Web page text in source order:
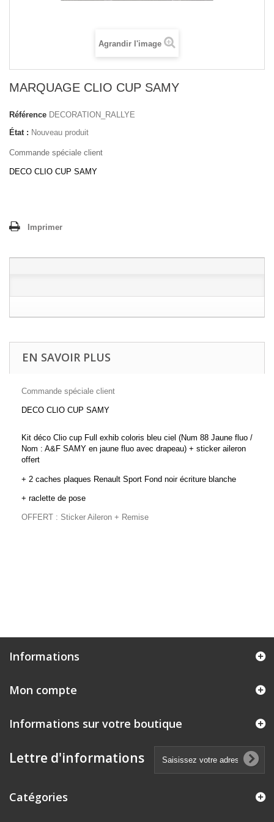
Agrandir l'image
MARQUAGE CLIO CUP SAMY
Référence DECORATION_RALLYE
État : Nouveau produit
Commande spéciale client
DECO CLIO CUP SAMY
Imprimer
EN SAVOIR PLUS
Commande spéciale client
DECO CLIO CUP SAMY
Kit déco Clio cup Full exhib coloris bleu ciel (Num 88 Jaune fluo /
Nom : A&F SAMY en jaune fluo avec drapeau) + sticker aileron
offert
+ 2 caches plaques Renault Sport Fond noir écriture blanche
+ raclette de pose
OFFERT : Sticker Aileron + Remise
Informations
Mon compte
Informations sur votre boutique
Lettre d'informations
Catégories